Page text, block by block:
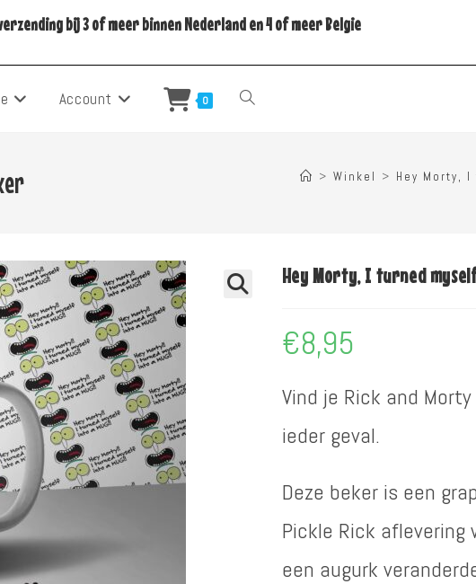
bij 3 of meer binnen Nederland en 4 of meer Belgie
Account 0 Toggle
> Winkel > Hey Morty,
Hey Morty, I turned
€8,95
Vind je Rick and
ieder geval.
Deze beker is een
Pickle Rick aflevering
een augurk